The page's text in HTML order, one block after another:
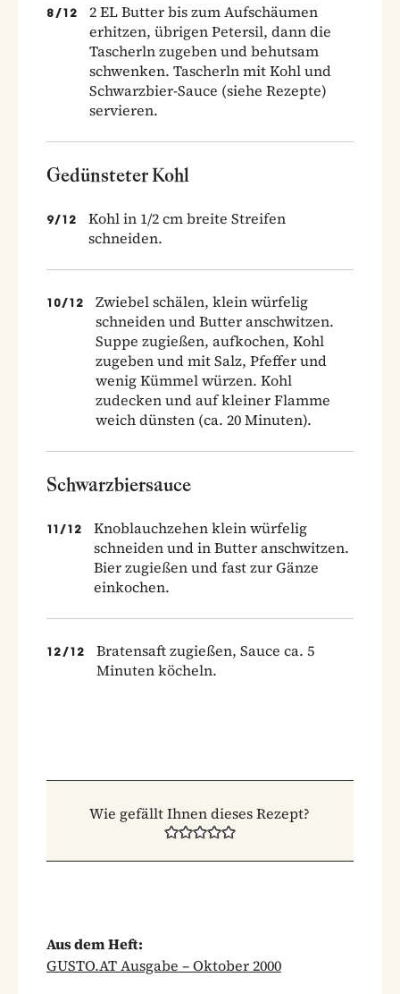
8 /12
2 EL Butter bis zum Aufschäumen
erhitzen, übrigen Petersil, dann die
Tascherln zugeben und behutsam
schwenken. Tascherln mit Kohl und
Schwarzbier-Sauce (siehe Rezepte)
servieren.
Gedünsteter Kohl
9/12
Kohl in 1/2 cm breite Streifen
schneiden.
10/12
Zwiebel schälen, klein würfelig
schneiden und Butter anschwitzen.
Suppe zugießen, aufkochen, Kohl
zugeben und mit Salz, Pfeffer und
wenig Kümmel würzen. Kohl
zudecken und auf kleiner Flamme
weich dünsten (ca. 20 Minuten).
Schwarzbiersauce
11 /12
Knoblauchzehen klein würfelig
schneiden und in Butter anschwitzen.
Bier zugießen und fast zur Gänze
einkochen.
12 /12
Bratensaft zugießen, Sauce ca. 5
Minuten köcheln.
Wie gefällt Ihnen dieses Rezept?
Aus dem Heft:
GUSTO.AT Ausgabe – Oktober 2000